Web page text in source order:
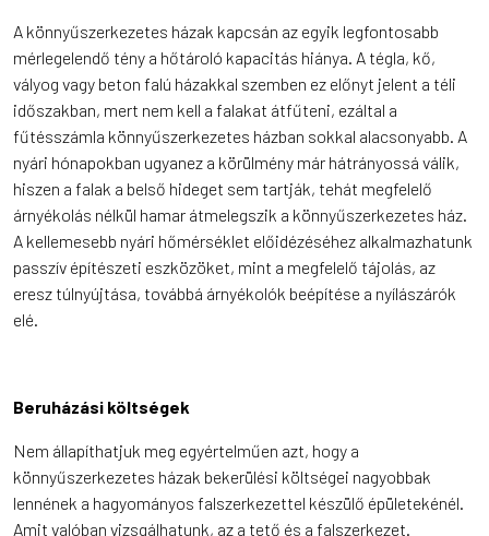
A könnyűszerkezetes házak kapcsán az egyik legfontosabb
mérlegelendő tény a hőtároló kapacitás hiánya. A tégla, kő,
vályog vagy beton falú házakkal szemben ez előnyt jelent a téli
időszakban, mert nem kell a falakat átfűteni, ezáltal a
fűtésszámla könnyűszerkezetes házban sokkal alacsonyabb. A
nyári hónapokban ugyanez a körülmény már hátrányossá válik,
hiszen a falak a belső hideget sem tartják, tehát megfelelő
árnyékolás nélkül hamar átmelegszik a könnyűszerkezetes ház.
A kellemesebb nyári hőmérséklet előidézéséhez alkalmazhatunk
passzív építészeti eszközöket, mint a megfelelő tájolás, az
eresz túlnyújtása, továbbá árnyékolók beépítése a nyílászárók
elé.
Beruházási költségek
Nem állapíthatjuk meg egyértelműen azt, hogy a
könnyűszerkezetes házak bekerülési költségei nagyobbak
lennének a hagyományos falszerkezettel készülő épületekénél.
Amit valóban vizsgálhatunk, az a tető és a falszerkezet.